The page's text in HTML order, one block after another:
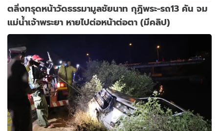
ตลิ่งทรุดหน้าวัดธรรมามูลชัยนาท กุฏิพระ-รถ13 คัน จม
แม่น้ำเจ้าพระยา หายไปต่อหน้าต่อตา (มีคลิป)